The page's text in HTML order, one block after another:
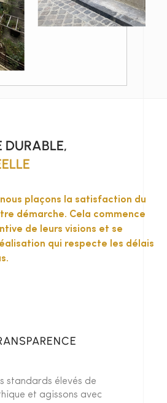
DURABLE,
nous plaçons la satisfaction du
démarche. Cela commence
de leurs visions et se
qui respecte les délais
standards élevés de
et agissons avec